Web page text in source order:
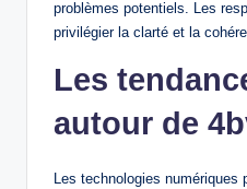
problèmes potentiels. Les
privilégier la clarté et la
Les
autour de
Les technologies